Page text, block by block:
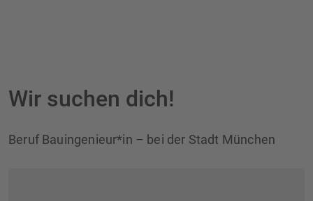
Wir suchen dich!
Beruf Bauingenieur*in – bei der Stadt München